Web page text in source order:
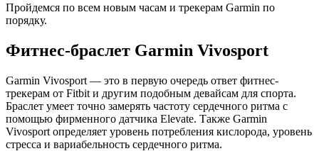
Пройдемся по всем новым часам и трекерам Garmin по
порядку.
Фитнес-браслет Garmin Vivosport
Garmin Vivosport — это в первую очередь ответ фитнес-
трекерам от Fitbit и другим подобным девайсам для спорта.
Браслет умеет точно замерять частоту сердечного ритма с
помощью фирменного датчика Elevate. Также Garmin
Vivosport определяет уровень потребления кислорода, уровень
стресса и вариабельность сердечного ритма.